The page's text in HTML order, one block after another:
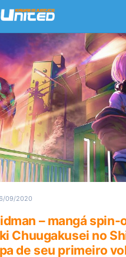
09/2020
– mangá spin-
Chuugakusei no
de seu primeiro